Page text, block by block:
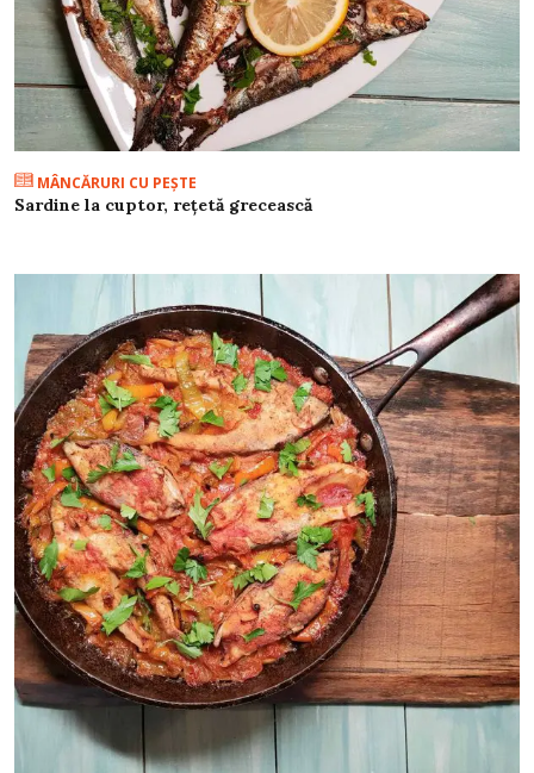
MÂNCĂRURI CU PEŞTE
Sardine la cuptor, rețetă grecească